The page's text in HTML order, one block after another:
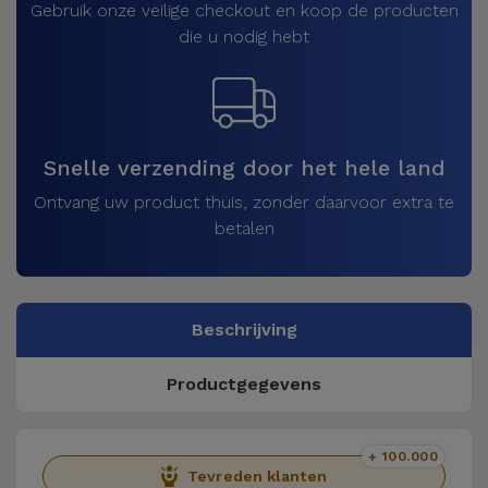
Gebruik onze veilige checkout en koop de producten
die u nodig hebt
Snelle verzending door het hele land
Ontvang uw product thuis, zonder daarvoor extra te
betalen
Beschrijving
Productgegevens
Tevreden klanten
+ 100.000